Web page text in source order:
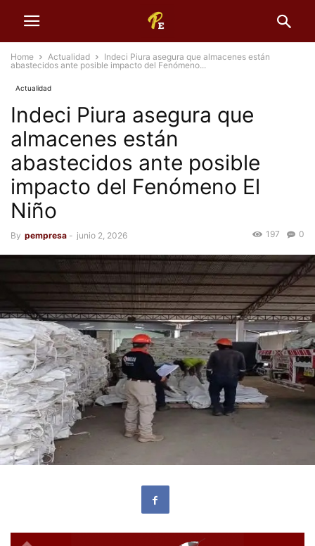
Home Actualidad
Indeci Piura asegura que almacenes están
abastecidos ante posible impacto del Fenómeno...
Actualidad
Indeci Piura asegura que
almacenes están
abastecidos ante posible
impacto del Fenómeno El
Niño
By pempresa - junio 2, 2026 0
197